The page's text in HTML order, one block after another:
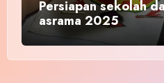
Persiapan sekolah
asrama 2025